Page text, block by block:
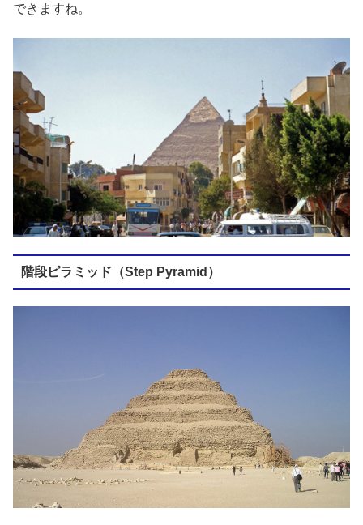
できますね。
階段ピラミッド（Step Pyramid）